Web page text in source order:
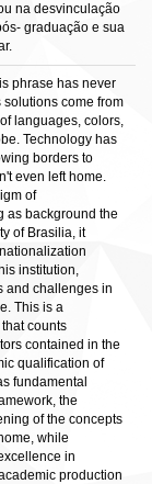
na desvinculação
graduação e sua
phrase has never
come from
languages, colors,
Technology has
borders to
even left home.
of
as background the
of Brasilia, it
institution,
and challenges in
This is a
counts
contained in the
qualification of
fundamental
the
of the concepts
while
in
production